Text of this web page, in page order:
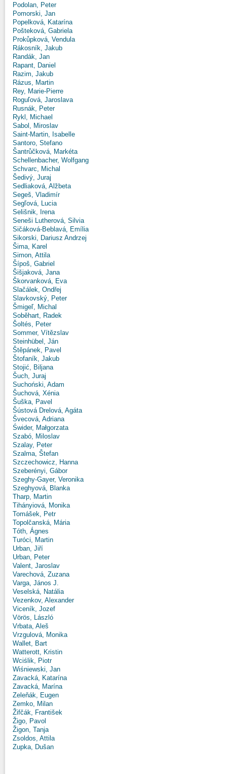
Podolan, Peter
Pomorski, Jan
Popelková, Katarína
Pošteková, Gabriela
Prokůpková, Vendula
Rákosník, Jakub
Randák, Jan
Rapant, Daniel
Razim, Jakub
Rázus, Martin
Rey, Marie-Pierre
Roguľová, Jaroslava
Rusnák, Peter
Rykl, Michael
Sabol, Miroslav
Saint-Martin, Isabelle
Santoro, Stefano
Šantrůčková, Markéta
Schellenbacher, Wolfgang
Schvarc, Michal
Šedivý, Juraj
Sedliaková, Alžbeta
Segeš, Vladimír
Segľová, Lucia
Selišnik, Irena
Seneši Lutherová, Silvia
Sičáková-Beblavá, Emília
Sikorski, Dariusz Andrzej
Šima, Karel
Simon, Attila
Šípoš, Gabriel
Šišjaková, Jana
Škorvanková, Eva
Slačálek, Ondřej
Slavkovský, Peter
Šmigeľ, Michal
Soběhart, Radek
Šoltés, Peter
Sommer, Vítězslav
Steinhübel, Ján
Štěpánek, Pavel
Štofaník, Jakub
Stojić, Biljana
Šuch, Juraj
Suchoński, Adam
Šuchová, Xénia
Šuška, Pavel
Šústová Drelová, Agáta
Švecová, Adriana
Świder, Małgorzata
Szabó, Miloslav
Szalay, Peter
Szalma, Štefan
Szczechowicz, Hanna
Szeberényi, Gábor
Szeghy-Gayer, Veronika
Szeghyová, Blanka
Tharp, Martin
Tihányiová, Monika
Tomášek, Petr
Topolčanská, Mária
Tóth, Ágnes
Turóci, Martin
Urban, Jiří
Urban, Peter
Valent, Jaroslav
Varechová, Zuzana
Varga, János J.
Veselská, Natália
Vezenkov, Alexander
Viceník, Jozef
Vörös, László
Vrbata, Aleš
Vrzgulová, Monika
Wallet, Bart
Watterott, Kristin
Wciślik, Piotr
Wiśniewski, Jan
Zavacká, Katarína
Zavacká, Marína
Zeleňák, Eugen
Zemko, Milan
Žifčák, František
Žigo, Pavol
Žigon, Tanja
Zsoldos, Attila
Zupka, Dušan